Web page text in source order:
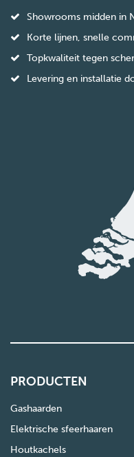
Showrooms midden in
Korte lijnen, snelle
Topkwaliteit tegen
Levering en installatie
PRODUCTEN
Gashaarden
Elektrische sfeerhaaren
Houtkachels